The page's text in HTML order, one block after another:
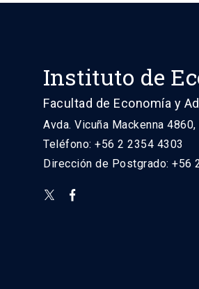
Instituto de
Facultad de Economía y
Avda. Vicuña Mackenna
Teléfono: +56 2 2354 4303
Dirección de Postgrado: +56